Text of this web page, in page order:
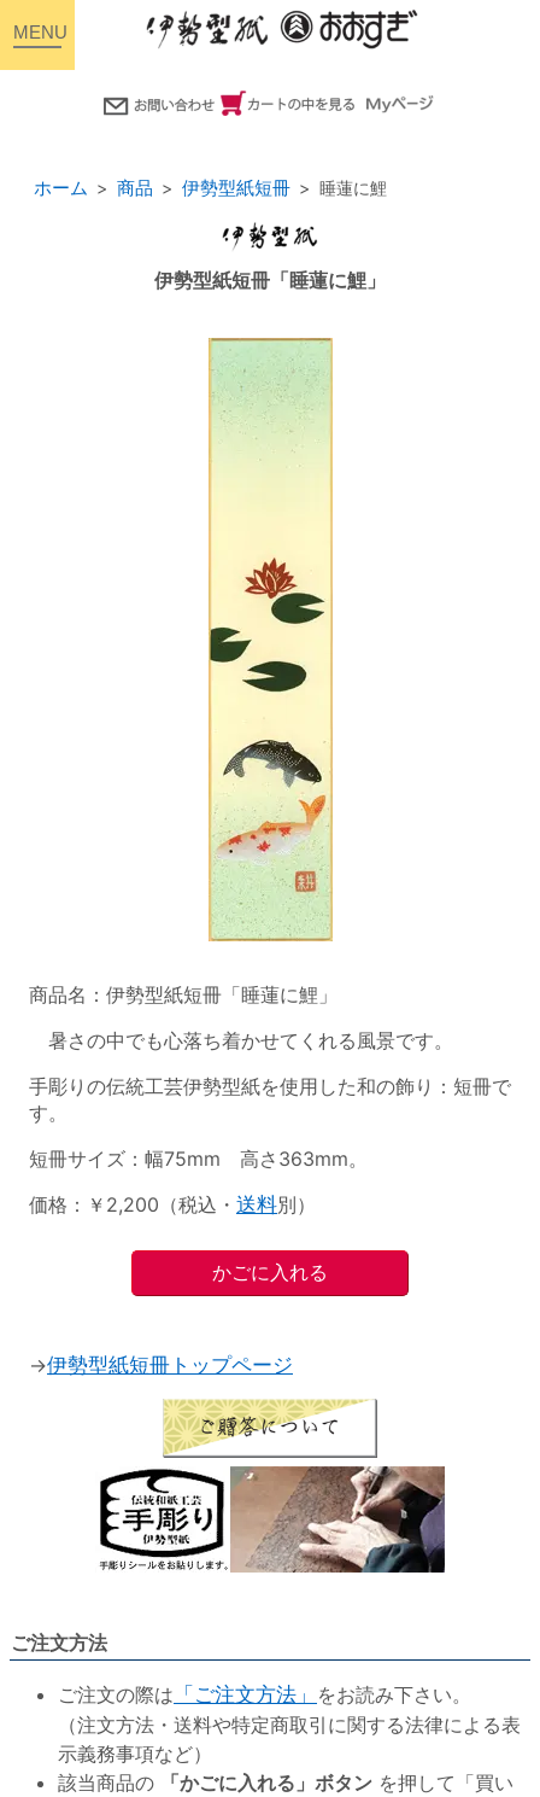
ホーム 商品 伊勢型紙短冊 睡蓮に鯉
伊勢型紙短冊「睡蓮に鯉」
商品名：伊勢型紙短冊「睡蓮に鯉」
暑さの中でも心落ち着かせてくれる風景です。
手彫りの伝統工芸伊勢型紙を使用した和の飾り：短冊で
す。
短冊サイズ：幅75mm 高さ363mm。
価格：￥2,200（税込・ 送料別）
→伊勢型紙短冊トップページ
ご注文方法
ご注文の際は 「ご注文方法」 をお読み下さい。
（注文方法・送料や特定商取引に関する法律による表
示義務事項など）
該当商品の
「かごに入れる」ボタン を押して「買い
toggle
navigation